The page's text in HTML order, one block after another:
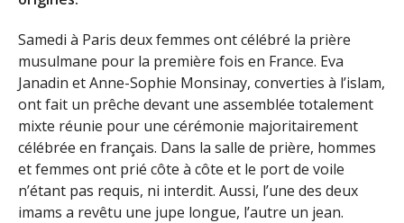
Samedi à Paris deux femmes ont célébré la prière
musulmane pour la première fois en France. Eva
Janadin et Anne-Sophie Monsinay, converties à l’islam,
ont fait un prêche devant une assemblée totalement
mixte réunie pour une cérémonie majoritairement
célébrée en français. Dans la salle de prière, hommes
et femmes ont prié côte à côte et le port de voile
n’étant pas requis, ni interdit. Aussi, l’une des deux
imams a revêtu une jupe longue, l’autre un jean.